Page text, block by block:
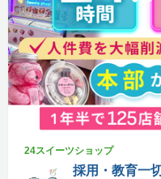
24スイーツショップ
採用・教育一